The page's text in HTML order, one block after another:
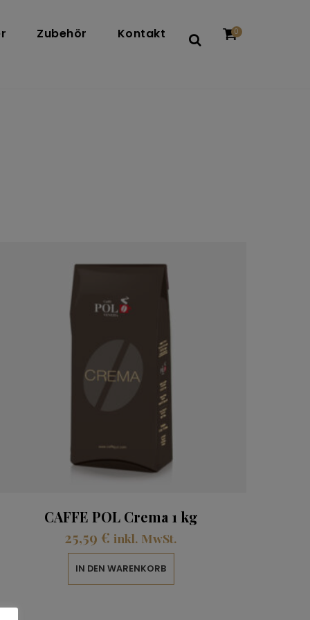
Zubehör Kontakt 0
CAFFE POL Crema 1 kg
25,59 € inkl. MwSt.
IN DEN WARENKORB